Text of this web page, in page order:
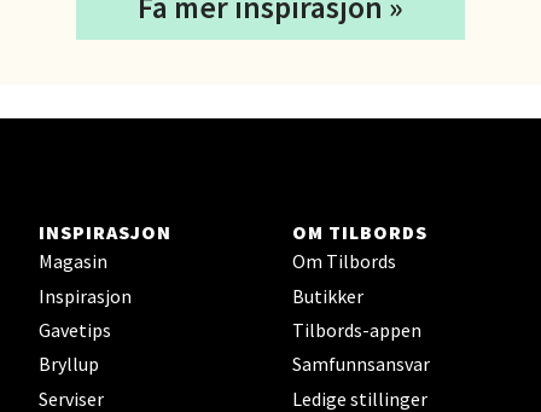
INSPIRASJON
Magasin
Inspirasjon
Gavetips
Bryllup
Serviser
OM TILBORDS
Om Tilbords
Butikker
Tilbords-appen
Samfunnsansvar
Ledige stillinger
0 i butikk
Fredrikstad - Østfoldhallene
Dikeveien 28, 1661 Fredrikstad
Åpent i dag 10-20